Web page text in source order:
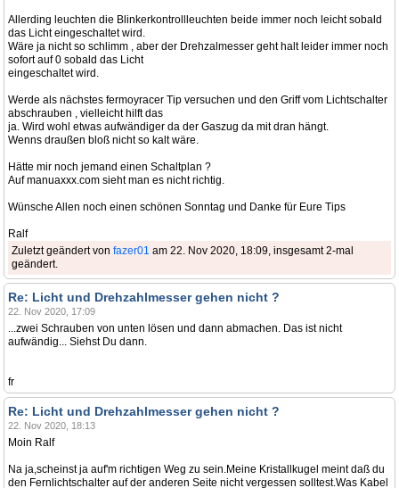
Allerding leuchten die Blinkerkontrollleuchten beide immer noch leicht sobald
das Licht eingeschaltet wird.
Wäre ja nicht so schlimm , aber der Drehzalmesser geht halt leider immer noch
sofort auf 0 sobald das Licht
eingeschaltet wird.
Werde als nächstes fermoyracer Tip versuchen und den Griff vom Lichtschalter
abschrauben , vielleicht hilft das
ja. Wird wohl etwas aufwändiger da der Gaszug da mit dran hängt.
Wenns draußen bloß nicht so kalt wäre.
Hätte mir noch jemand einen Schaltplan ?
Auf manuaxxx.com sieht man es nicht richtig.
Wünsche Allen noch einen schönen Sonntag und Danke für Eure Tips
Ralf
Zuletzt geändert von fazer01 am 22. Nov 2020, 18:09, insgesamt 2-mal
geändert.
Re: Licht und Drehzahlmesser gehen nicht ?
22. Nov 2020, 17:09
...zwei Schrauben von unten lösen und dann abmachen. Das ist nicht
aufwändig... Siehst Du dann.
fr
Re: Licht und Drehzahlmesser gehen nicht ?
22. Nov 2020, 18:13
Moin Ralf
Na ja,scheinst ja auf'm richtigen Weg zu sein.Meine Kristallkugel meint daß du
den Fernlichtschalter auf der anderen Seite nicht vergessen solltest.Was Kabel